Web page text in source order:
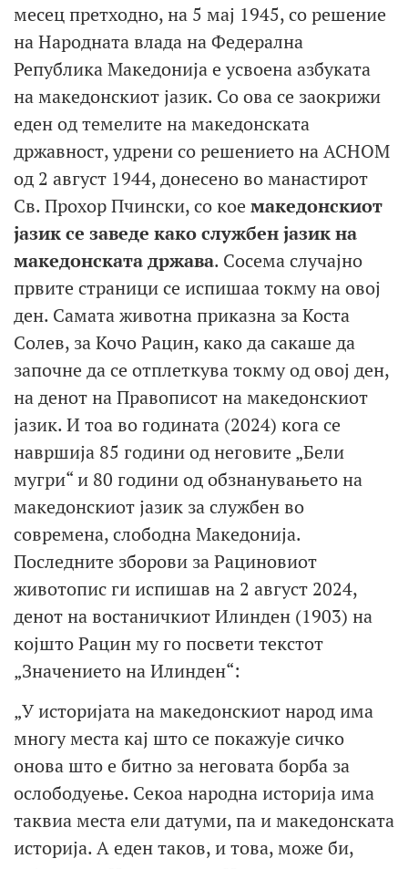
месец претходно, на 5 мај 1945, со решение
на Народната влада на Федерална
Република Македонија е усвоена азбуката
на македонскиот јазик. Со ова се заокрижи
еден од темелите на македонската
државност, удрени со решението на АСНОМ
од 2 август 1944, донесено во манастирот
Св. Прохор Пчински, со кое македонскиот
јазиксе заведе како службен јазик на
македонската држава. Сосема случајно
првите страници се испишаа токму на овој
ден. Самата животна приказна за Коста
Солев, за Кочо Рацин, како да сакаше да
започне да се отплеткува токму од овој ден,
на денот на Правописот на македонскиот
јазик. И тоа во годината (2024) кога се
навршија 85 години од неговите „Бели
мугри“ и 80 години од обзнанувањето на
македонскиот јазик за службен во
современа, слободна Македонија.
Последните зборови за Рациновиот
животопис ги испишав на 2 август 2024,
денот на востаничкиот Илинден (1903) на
којшто Рацин му го посвети текстот
„Значението на Илинден“:
„У историјата на македонскиот народ има
многу места кај што се покажује сичко
онова што е битно за неговата борба за
ослободуење. Секоа народна историја има
таквиа места ели датуми, па и македонската
историја. А еден таков, и това, може би,